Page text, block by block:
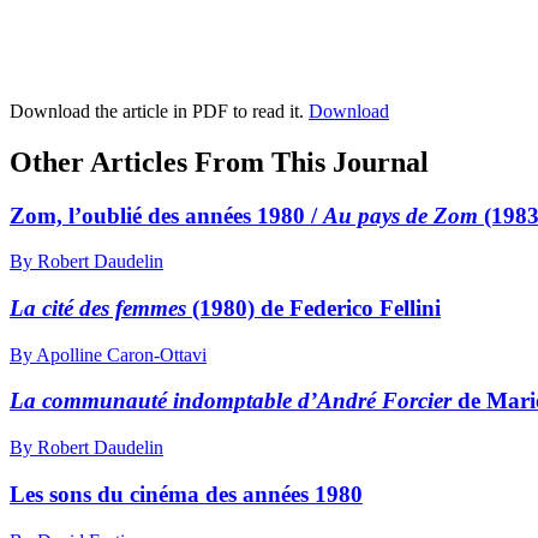
Download the article in PDF to read it. Download
Other Articles From This Journal
Zom, l’oublié des années 1980 /Au pays de Zom
By Robert Daudelin
La cité des femmes (1980) de Federico Fellini
By Apolline Caron-Ottavi
La communauté indomptable d’André Forcierde
By Robert Daudelin
Les sons du cinéma des années 1980